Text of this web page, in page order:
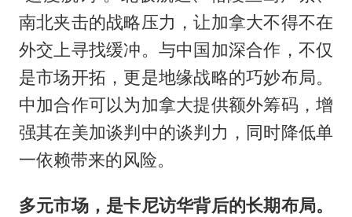
南北夹击的战略压力，让加拿大不得不在
外交上寻找缓冲。与中国加深合作，不仅
是市场开拓，更是地缘战略的巧妙布局。
中加合作可以为加拿大提供额外筹码，增
强其在美加谈判中的谈判力，同时降低单
一依赖带来的风险。
多元市场，是卡尼访华背后的长期布局。